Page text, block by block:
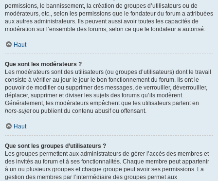
permissions, le bannissement, la création de groupes d’utilisateurs ou de
modérateurs, etc., selon les permissions que le fondateur du forum a attribuées
aux autres administrateurs. Ils peuvent aussi avoir toutes les capacités de
modération sur l’ensemble des forums, selon ce que le fondateur a autorisé.
Haut
Que sont les modérateurs ?
Les modérateurs sont des utilisateurs (ou groupes d’utilisateurs) dont le travail
consiste à vérifier au jour le jour le bon fonctionnement du forum. Ils ont le
pouvoir de modifier ou supprimer des messages, de verrouiller, déverrouiller,
déplacer, supprimer et diviser les sujets des forums qu’ils modèrent.
Généralement, les modérateurs empêchent que les utilisateurs partent en
hors-sujetou publient du contenu abusif ou offensant.
Haut
Que sont les groupes d’utilisateurs ?
Les groupes permettent aux administrateurs de gérer l’accès des membres et
des invités au forum et à ses fonctionnalités. Chaque membre peut appartenir
à un ou plusieurs groupes et chaque groupe peut avoir ses permissions. La
gestion des membres par l’intermédiaire des groupes permet aux